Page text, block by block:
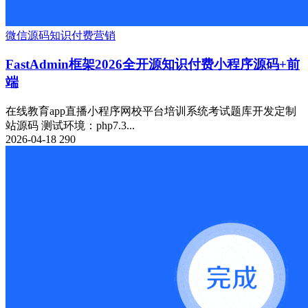
微信源码知识付费营销
FastAdmin框架2026全开源知识付费小程序源码+前
端
在线教育app直播小程序网校平台培训系统考试题库开发定制
站源码 测试环境：php7.3...
2026-04-18 290